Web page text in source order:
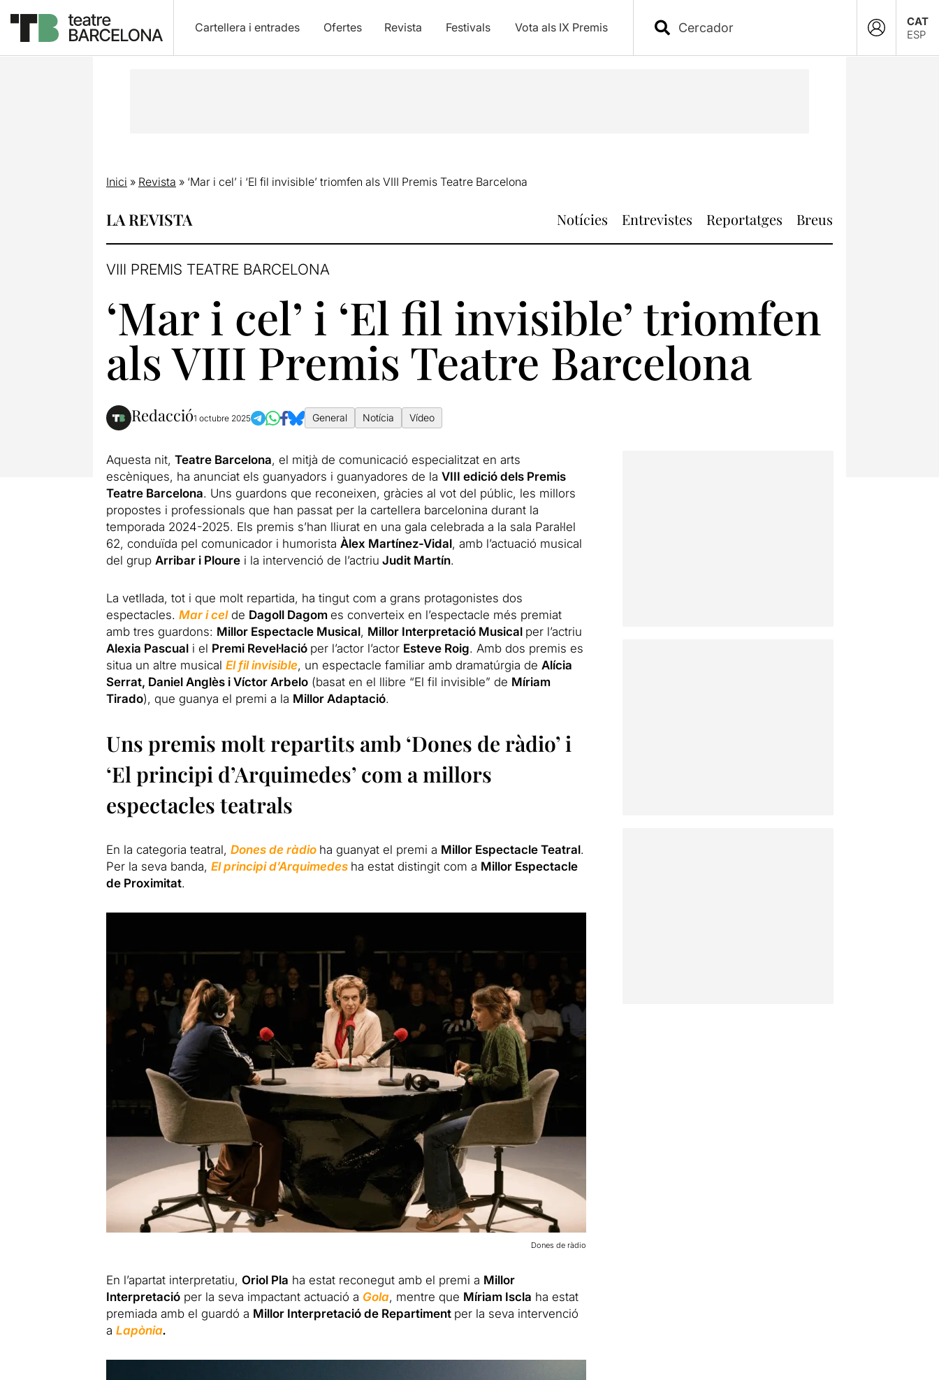
Cartellera i entrades Ofertes Revista Festivals Vota als IX Premis
CAT
ESP
Inici » Revista » ‘Mar i cel’ i ‘El fil invisible’ triomfen als VIII Premis Teatre Barcelona
LA REVISTA Notícies Entrevistes Reportatges Breus
VIII PREMIS TEATRE BARCELONA
‘Mar i cel’ i ‘El fil invisible’ triomfen
als VIII Premis Teatre Barcelona
Redacció1 octubre 2025 General Notícia Vídeo
Aquesta nit, Teatre Barcelona, el mitjà de comunicació especialitzat en arts
escèniques, ha anunciat els guanyadors i guanyadores de la VIII edició dels Premis
Teatre Barcelona. Uns guardons que reconeixen, gràcies al vot del públic, les millors
propostes i professionals que han passat per la cartellera barcelonina durant la
temporada 2024-2025. Els premis s’han lliurat en una gala celebrada a la sala Paral·lel
62, conduïda pel comunicador i humorista Àlex Martínez-Vidal, amb l’actuació musical
del grup Arribar i Plourei la intervenció de l’actriu Judit Martín.
La vetllada, tot i que molt repartida, ha tingut com a grans protagonistes dos
espectacles. Mar i celde Dagoll Dagom es converteix en l’espectacle més premiat
amb tres guardons: Millor Espectacle Musical, Millor Interpretació Musical per l’actriu
Alexia Pascuali el Premi Revel·lació per l’actor l’actor Esteve Roig. Amb dos premis es
situa un altre musical El fil invisible, un espectacle familiar amb dramatúrgia de Alícia
Serrat, Daniel Anglès i Víctor Arbelo(basat en el llibre “El fil invisible” de Míriam
Tirado), que guanya el premi a la Millor Adaptació.
Uns premis molt repartits amb ‘Dones de ràdio’ i
‘El principi d’Arquimedes’ com a millors
espectacles teatrals
En la categoria teatral, Dones de ràdio ha guanyat el premi a Millor Espectacle Teatral.
Per la seva banda, El principi d’Arquimedes ha estat distingit com a Millor Espectacle
de Proximitat.
Dones de ràdio
En l’apartat interpretatiu, Oriol Pla ha estat reconegut amb el premi a Millor
Interpretacióper la seva impactant actuació a Gola, mentre que Míriam Iscla ha estat
premiada amb el guardó a Millor Interpretació de Repartiment per la seva intervenció
a Lapònia.